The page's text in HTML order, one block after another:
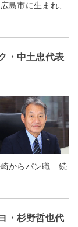
島市に生まれ、
・中土忠代表
崎からパン職…続
・杉野哲也代